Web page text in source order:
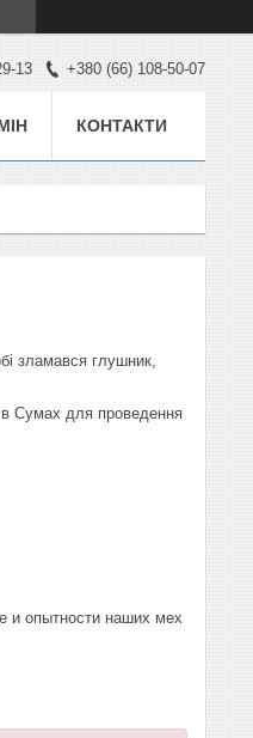
13 +380 (66) 108-50-07
КОНТАКТИ
зламався глушник,
в Сумах для проведення
и опытности наших мех